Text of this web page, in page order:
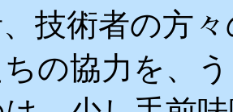
技術者の方
ちの協力を、